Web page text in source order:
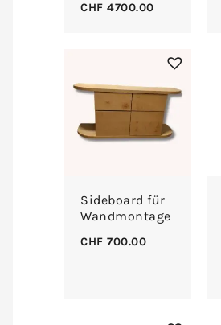
CHF 4700.00
Sideboard für
Wandmontage
CHF 700.00